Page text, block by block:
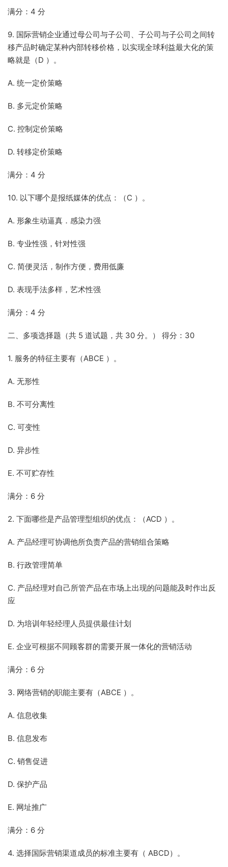
满分：4 分
9. 国际营销企业通过母公司与子公司、子公司与子公司之间转
移产品时确定某种内部转移价格，以实现全球利益最大化的策
略就是（D ）。
A. 统一定价策略
B. 多元定价策略
C. 控制定价策略
D. 转移定价策略
满分：4 分
10. 以下哪个是报纸媒体的优点：（C ）。
A. 形象生动逼真．感染力强
B. 专业性强，针对性强
C. 简便灵活，制作方便，费用低廉
D. 表现手法多样，艺术性强
满分：4 分
二、多项选择题（共 5 道试题，共 30 分。） 得分：30
1. 服务的特征主要有（ABCE ）。
A. 无形性
B. 不可分离性
C. 可变性
D. 异步性
E. 不可贮存性
满分：6 分
2. 下面哪些是产品管理型组织的优点：（ACD ）。
A. 产品经理可协调他所负责产品的营销组合策略
B. 行政管理简单
C. 产品经理对自己所管产品在市场上出现的问题能及时作出反
应
D. 为培训年轻经理人员提供最佳计划
E. 企业可根据不同顾客群的需要开展一体化的营销活动
满分：6 分
3. 网络营销的职能主要有（ABCE ）。
A. 信息收集
B. 信息发布
C. 销售促进
D. 保护产品
E. 网址推广
满分：6 分
4. 选择国际营销渠道成员的标准主要有（ ABCD）。